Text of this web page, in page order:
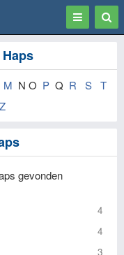
Toggle
M N O P Q R S T
Z
gevonden
4
4
3